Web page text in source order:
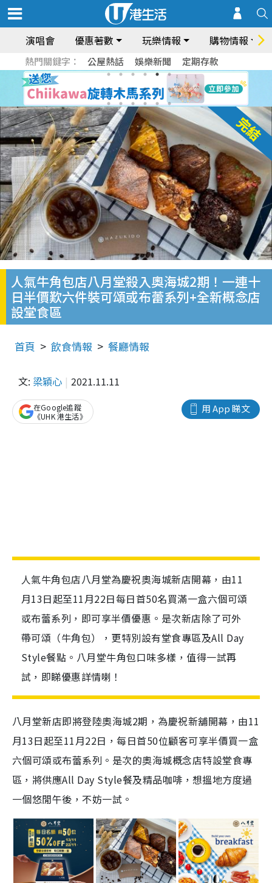
演唱會 優惠著數 玩樂情報 購物情報
熱門關鍵字： 公屋熱話 娛樂新聞 定期存款
人氣牛角包店八月堂殺入奧海城2期！一連十
日半價歎六件裝可頌或布蕾系列+全新概念店
設堂食區
首頁 飲食情報 餐廳情報
文: 梁穎心 2021.11.11
用 App 睇文
在Google追蹤
《UHK 港生活》
人氣牛角包店八月堂為慶祝奧海城新店開幕，由11
月13日起至11月22日每日首50名買滿一盒六個可頌
或布蕾系列，即可享半價優惠。是次新店除了可外
帶可頌（牛角包），更特別設有堂食專區及All Day
Style餐點。八月堂牛角包口味多樣，值得一試再
試，即睇優惠詳情喇！
八月堂新店即將登陸奧海城2期，為慶祝新舖開幕，由11
月13日起至11月22日，每日首50位顧客可享半價買一盒
六個可頌或布蕾系列。是次的奧海城概念店特設堂食專
區，將供應All Day Style餐及精品咖啡，想搵地方度過
一個悠閒午後，不妨一試。